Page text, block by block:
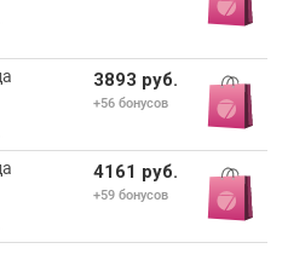
3893 руб.
+56 бонусов
4161 руб.
+59 бонусов